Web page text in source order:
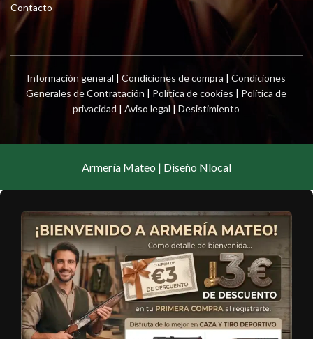
Contacto
Información general |Condiciones de compra |Condiciones
Generales de Contratación | Política de cookies | Política de
privacidad |Aviso legal |Desistimiento
Armería Mateo | Diseño Nlocal